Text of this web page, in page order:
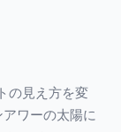
の見え方を変
ワーの太陽に